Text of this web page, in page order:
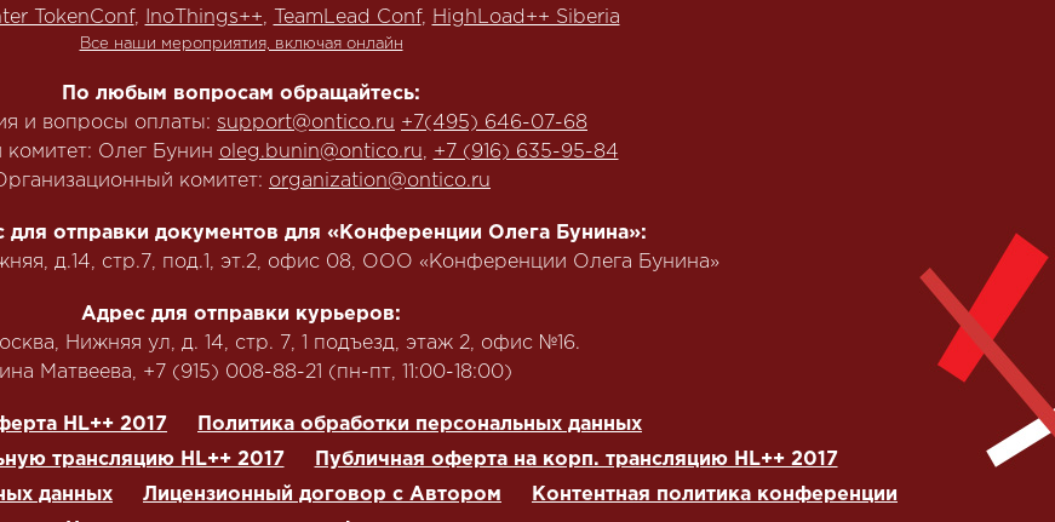
TokenConf, InoThings++, TeamLead Conf, HighLoad++ Siberia
Все наши мероприятия, включая онлайн
По любым вопросам обращайтесь:
и вопросы оплаты: support@ontico.ru +7(495) 646-07-68
комитет: Олег Бунин oleg.bunin@ontico.ru, +7 (916) 635-95-84
комитет: organization@ontico.ru
для отправки документов для «Конференции Олега Бунина»:
д.14, стр.7, под.1, эт.2, офис 08, ООО «Конференции Олега Бунина»
Адрес для отправки курьеров:
Нижняя ул, д. 14, стр. 7, 1 подъезд, этаж 2, офис №16.
Матвеева, +7 (915) 008-88-21‬ (пн-пт, 11:00-18:00)
HL++ 2017
Политика обработки персональных данных
трансляцию HL++ 2017
Публичная оферта на корп. трансляцию HL++ 2017
данных
Лицензионный договор с Автором
Контентная политика конференции